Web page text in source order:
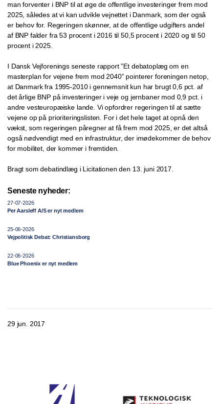
man forventer i BNP til at øge de offentlige investeringer frem mod
2025, således at vi kan udvikle vejnettet i Danmark, som der også
er behov for. Regeringen skønner, at de offentlige udgifters andel
af BNP falder fra 53 procent i 2016 til 50,5 procent i 2020 og til 50
procent i 2025.
I Dansk Vejforenings seneste rapport ”Et debatoplæg om en
masterplan for vejene frem mod 2040” pointerer foreningen netop,
at Danmark fra 1995-2010 i gennemsnit kun har brugt 0,6 pct. af
det årlige BNP på investeringer i veje og jernbaner mod 0,9 pct. i
andre vesteuropæiske lande. Vi opfordrer regeringen til at sætte
vejene op på prioriteringslisten. For i det hele taget at opnå den
vækst, som regeringen påregner at få frem mod 2025, er det altså
også nødvendigt med en infrastruktur, der imødekommer de behov
for mobilitet, der kommer i fremtiden.
Bragt som debatindlæg i Licitationen den 13. juni 2017.
Seneste nyheder:
27-07-2026
Per Aarsleff A/S er nyt medlem
25-06-2026
Vejpolitisk Debat: Christiansborg
22-06-2026
Blue Phoenix er nyt medlem
29 jun. 2017